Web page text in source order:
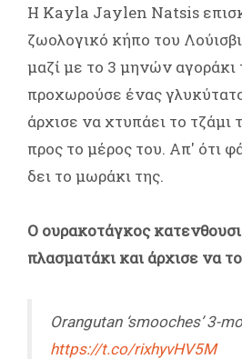
Η Kayla Jaylen Natsis
ζωολογικό κήπο του
μαζί με το 3 μηνών
προχωρούσε ένας
άρχισε να χτυπάει το
προς το μέρος του. Απ' ότι
δει το μωράκι της.
Ο ουρακοτάγκος
πλασματάκι και άρχισε να
Orangutan ‘smooches’ 3-
https://t.co/rixhyvHV5M